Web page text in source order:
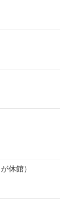
、「新版
を豊かに表
巴水の画家
の代表的な
リーズ）も
な巴水の世界
休館）